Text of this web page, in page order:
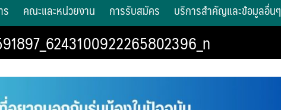
ร คณะและหน่วยงาน การรับสมัคร บริการสำคัญและข้อมูลอื่นๆ